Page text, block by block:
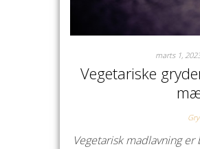
marts 1,
Vegetariske
Vegetarisk madlavning